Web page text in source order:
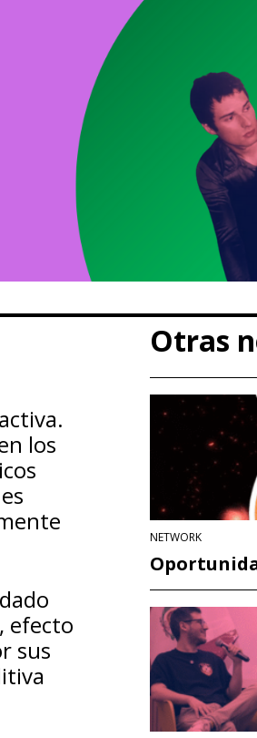
los
, efecto
sus
Otras
NETWORK